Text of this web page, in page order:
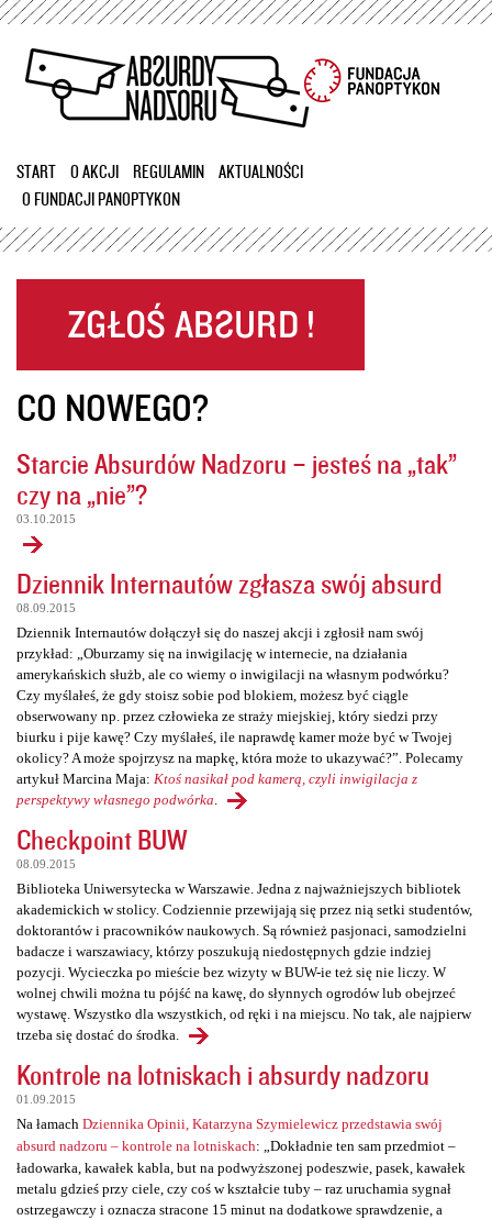
Przejdź
treści
START O AKCJI REGULAMIN
AKTUALNOŚCI
O FUNDACJI PANOPTYKON
CO NOWEGO?
Starcie Absurdów Nadzoru – jesteś na „tak”
czy na „nie”?
03.10.2015
Dziennik Internautów zgłasza swój absurd
08.09.2015
Dziennik Internautów dołączył się do naszej akcji i zgłosił nam swój
przykład: „Oburzamy się na inwigilację w internecie, na działania
amerykańskich służb, ale co wiemy o inwigilacji na własnym podwórku?
Czy myślałeś, że gdy stoisz sobie pod blokiem, możesz być ciągle
obserwowany np. przez człowieka ze straży miejskiej, który siedzi przy
biurku i pije kawę? Czy myślałeś, ile naprawdę kamer może być w Twojej
okolicy? A może spojrzysz na mapkę, która może to ukazywać?”. Polecamy
artykuł Marcina Maja: Ktoś nasikał pod kamerą, czyli inwigilacja z
perspektywy własnego podwórka
Checkpoint BUW
08.09.2015
Biblioteka Uniwersytecka w Warszawie. Jedna z najważniejszych bibliotek
akademickich w stolicy. Codziennie przewijają się przez nią setki studentów,
doktorantów i pracowników naukowych. Są również pasjonaci, samodzielni
badacze i warszawiacy, którzy poszukują niedostępnych gdzie indziej
pozycji. Wycieczka po mieście bez wizyty w BUW-ie też się nie liczy. W
wolnej chwili można tu pójść na kawę, do słynnych ogrodów lub obejrzeć
wystawę. Wszystko dla wszystkich, od ręki i na miejscu. No tak, ale najpierw
trzeba się dostać do środka.
Kontrole na lotniskach i absurdy nadzoru
01.09.2015
Na łamach Dziennika Opinii, Katarzyna Szymielewicz przedstawia swój
absurd nadzoru – kontrole na lotniskach: „Dokładnie ten sam przedmiot –
ładowarka, kawałek kabla, but na podwyższonej podeszwie, pasek, kawałek
metalu gdzieś przy ciele, czy coś w kształcie tuby – raz uruchamia sygnał
ostrzegawczy i oznacza stracone 15 minut na dodatkowe sprawdzenie, a